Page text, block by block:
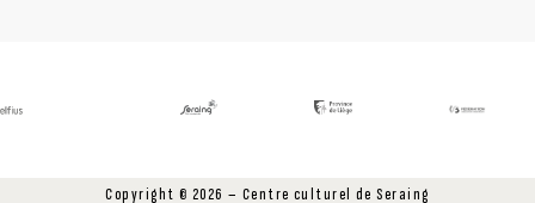
Copyright © 2026 – Centre culturel de Seraing